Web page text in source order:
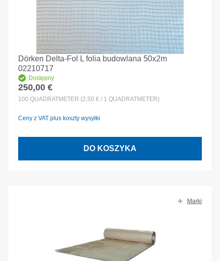
Dörken Delta-Fol L folia budowlana 50x2m
02210717
Dostępny
Cena regularna:
250,00 €
100 QUADRATMETER (2,50 € / 1 QUADRATMETER)
Ceny z VAT plus koszty wysyłki
DO KOSZYKA
Marki